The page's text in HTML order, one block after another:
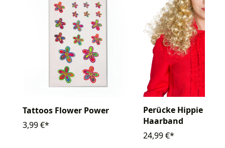
Tattoos Flower Power
3,99 €*
Perücke Hippie
Haarband
24,99 €*